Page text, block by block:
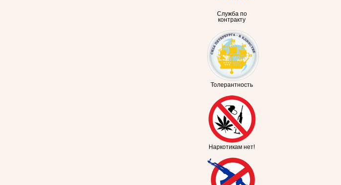
Служба по
контракту
Толерантность
Наркотикам нет!